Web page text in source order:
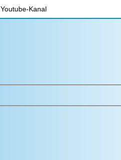
Youtube-Kanal